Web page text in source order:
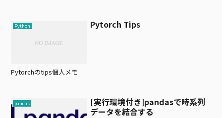
Python Pytorch Tips
Pytorchのtips個人メモ
pandas
[実行環境付き]pandasで時系列
データを結合する